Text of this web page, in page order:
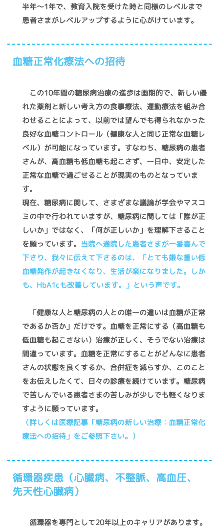
半年～1年で、教育入院を受けた時と同様のレベルまで
患者さまがレベルアップするように心がけています。
血糖正常化療法への招待
この10年間の糖尿病治療の進歩は画期的で、新しい優
れた薬剤と新しい考え方の食事療法、運動療法を組み合
わせることによって、以前では望んでも得られなかった
良好な血糖コントロール（健康な人と同じ正常な血糖レ
ベル）が可能になっています。すなわち、糖尿病の患者
さんが、高血糖も低血糖も起こさず、一日中、安定した
正常な血糖で過ごせることが現実のものとなっていま
す。
現在、糖尿病に関して、さまざまな議論が学会やマスコ
ミの中で行われていますが、糖尿病に関しては「誰が正
しいか」ではなく、「何が正しいか」を理解下さること
を願っています。 当院へ通院した患者さまが一番喜んで
下さり、我々に伝えて下さるのは、「とても嫌な重い低
血糖発作が起きなくなり、生活が楽になりました。しか
も、HbA1cも改善しています。」という声です。
「健康な人と糖尿病の人との唯一の違いは血糖が正常
であるか否か」だけです。血糖を正常にする（高血糖も
低血糖も起こさない）治療が正しく、そうでない治療は
間違っています。血糖を正常にすることがどんなに患者
さんの状態を良くするか、合併症を減らすか、このこと
をお伝えしたくて、日々の診療を続けています。糖尿病
で苦しんでいる患者さまの苦しみが少しでも軽くなりま
すように願っています。
（詳しくは医療記事「糖尿病の新しい治療：血糖正常化
療法への招待」をご参照下さい。）
循環器疾患（心臓病、不整脈、高血圧、
先天性心臓病）
循環器を専門として20年以上のキャリアがあります。